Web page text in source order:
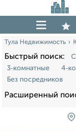
Тула Недвижимость
Быстрый поиск:
3‑комнатные
Без посредников
Расширенный